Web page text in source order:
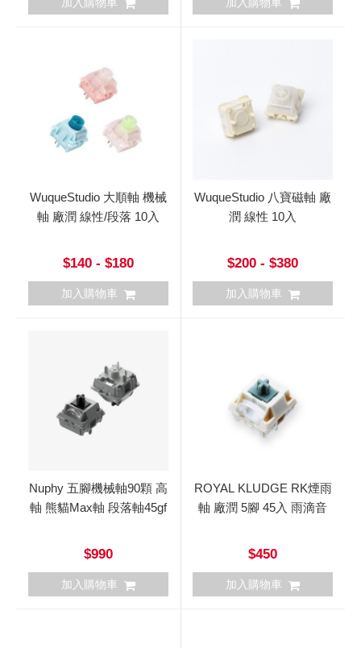
加入購物車 加入購物車
WuqueStudio 大順軸 機械
軸 廠潤 線性/段落 10入
$140 - $180
加入購物車
WuqueStudio 八寶磁軸 廠
潤 線性 10入
$200 - $380
加入購物車
Nuphy 五腳機械軸90顆 高
軸 熊貓Max軸 段落軸45gf
$990
加入購物車
ROYAL KLUDGE RK煙雨
軸 廠潤 5腳 45入 雨滴音
$450
加入購物車